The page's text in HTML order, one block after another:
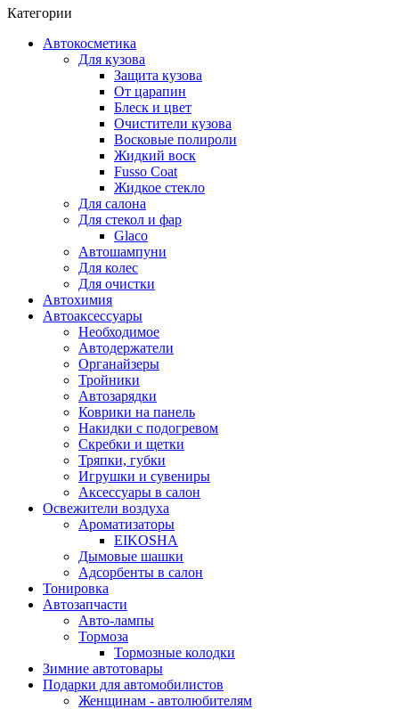
Категории
Автокосметика
Для кузова
Защита кузова
От царапин
Блеск и цвет
Очистители кузова
Восковые полироли
Жидкий воск
Fusso Coat
Жидкое стекло
Для салона
Для стекол и фар
Glaco
Автошампуни
Для колес
Для очистки
Автохимия
Автоаксессуары
Необходимое
Автодержатели
Органайзеры
Тройники
Автозарядки
Коврики на панель
Накидки с подогревом
Скребки и щетки
Тряпки, губки
Игрушки и сувениры
Аксессуары в салон
Освежители воздуха
Ароматизаторы
EIKOSHA
Дымовые шашки
Адсорбенты в салон
Тонировка
Автозапчасти
Авто-лампы
Тормоза
Тормозные колодки
Зимние автотовары
Подарки для автомобилистов
Женщинам - автолюбителям